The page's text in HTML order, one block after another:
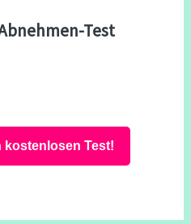
Test
kostenlosen Test!